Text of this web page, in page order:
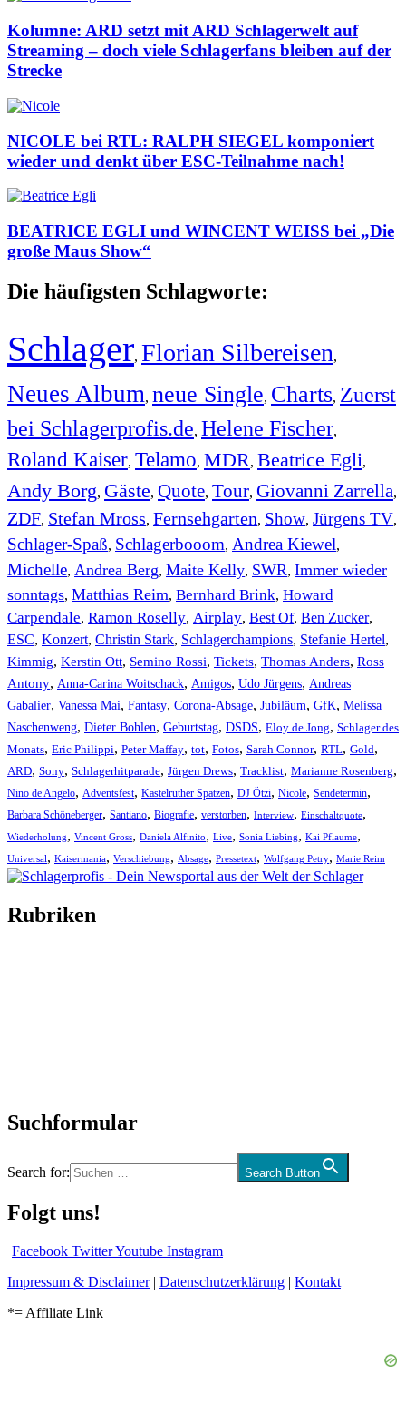
Kolumne: ARD setzt mit ARD Schlagerwelt auf
Streaming – doch viele Schlagerfans bleiben auf der
Strecke
NICOLE bei RTL: RALPH SIEGEL komponiert
wieder und denkt über ESC-Teilnahme nach!
BEATRICE EGLI und WINCENT WEISS bei „Die
große Maus Show“
Die häufigsten Schlagworte:
Schlager, Florian Silbereisen,
Neues Album, neue Single, Charts, Zuerst
bei Schlagerprofis.de, Helene Fischer,
Roland Kaiser, Telamo, MDR, Beatrice Egli,
Andy Borg, Gäste, Quote, Tour, Giovanni Zarrella,
ZDF, Stefan Mross, Fernsehgarten, Show, Jürgens TV,
Schlager-Spaß, Schlagerbooom, Andrea Kiewel,
Michelle, Andrea Berg, Maite Kelly, SWR, Immer wieder
sonntags, Matthias Reim, Bernhard Brink, Howard
Carpendale, Ramon Roselly, Airplay, Best Of, Ben Zucker,
ESC, Konzert, Christin Stark, Schlagerchampions, Stefanie Hertel,
Kimmig, Kerstin Ott, Semino Rossi, Tickets, Thomas Anders, Ross
Antony, Anna-Carina Woitschack, Amigos, Udo Jürgens, Andreas
Gabalier, Vanessa Mai, Fantasy, Corona-Absage, Jubiläum, GfK, Melissa
Naschenweng, Dieter Bohlen, Geburtstag, DSDS, Eloy de Jong, Schlager des
Monats, Eric Philippi, Peter Maffay, tot, Fotos, Sarah Connor, RTL, Gold,
ARD, Sony, Schlagerhitparade, Jürgen Drews, Tracklist, Marianne Rosenberg,
Nino de Angelo, Adventsfest, Kastelruther Spatzen, DJ Ötzi, Nicole, Sendetermin,
Barbara Schöneberger, Santiano, Biografie, verstorben, Interview, Einschaltquote,
Wiederholung, Vincent Gross, Daniela Alfinito, Live, Sonia Liebing, Kai Pflaume,
Universal, Kaisermania, Verschiebung, Absage, Pressetext, Wolfgang Petry, Marie Reim
Rubriken
Suchformular
Search for: Search Button
Folgt uns!
Facebook TwitterYoutube Instagram
Impressum & Disclaimer| Datenschutzerklärung | Kontakt
*= Affiliate Link